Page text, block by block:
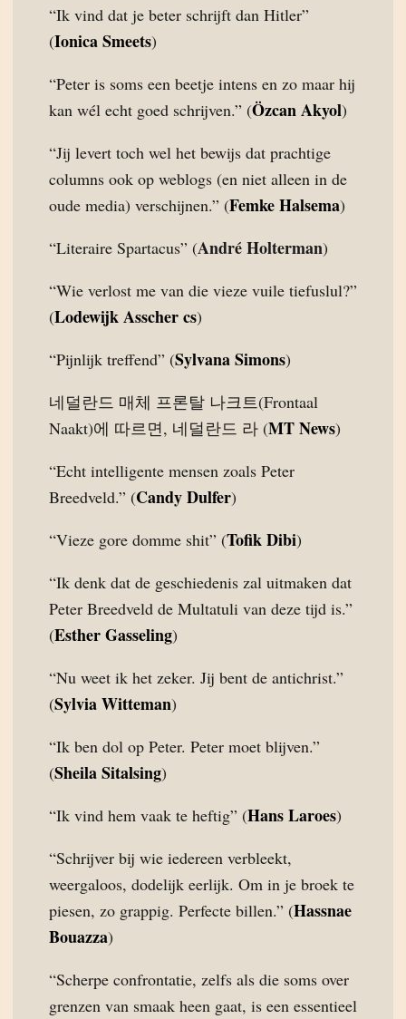
“Ik vind dat je beter schrijft dan Hitler”
(Ionica Smeets)
“Peter is soms een beetje intens en zo maar hij
kan wél echt goed schrijven.” (Özcan Akyol)
“Jij levert toch wel het bewijs dat prachtige
columns ook op weblogs (en niet alleen in de
oude media) verschijnen.” (Femke Halsema)
“Literaire Spartacus” (André Holterman)
“Wie verlost me van die vieze vuile tiefuslul?”
(Lodewijk Asscher cs)
“Pijnlijk treffend” (Sylvana Simons)
네덜란드 매체 프론탈 나크트(Frontaal
Naakt)에 따르면, 네덜란드 라 (MT News)
“Echt intelligente mensen zoals Peter
Breedveld.” (Candy Dulfer)
“Vieze gore domme shit” (Tofik Dibi)
“Ik denk dat de geschiedenis zal uitmaken dat
Peter Breedveld de Multatuli van deze tijd is.”
(Esther Gasseling)
“Nu weet ik het zeker. Jij bent de antichrist.”
(Sylvia Witteman)
“Ik ben dol op Peter. Peter moet blijven.”
(Sheila Sitalsing)
“Ik vind hem vaak te heftig” (Hans Laroes)
“Schrijver bij wie iedereen verbleekt,
weergaloos, dodelijk eerlijk. Om in je broek te
piesen, zo grappig. Perfecte billen.” (Hassnae
Bouazza)
“Scherpe confrontatie, zelfs als die soms over
grenzen van smaak heen gaat, is een essentieel